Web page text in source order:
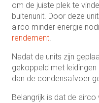
om de juiste plek te
buitenunit. Door deze
airco minder energie
rendement.
Nadat de units zijn
gekoppeld met
dan de condensafvoer
Belangrijk is dat de